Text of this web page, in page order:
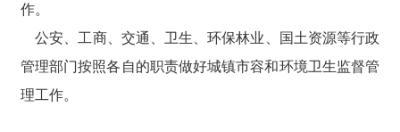
作。
公安、工商、交通、卫生、环保林业、国土资源等行政
管理部门按照各自的职责做好城镇市容和环境卫生监督管
理工作。